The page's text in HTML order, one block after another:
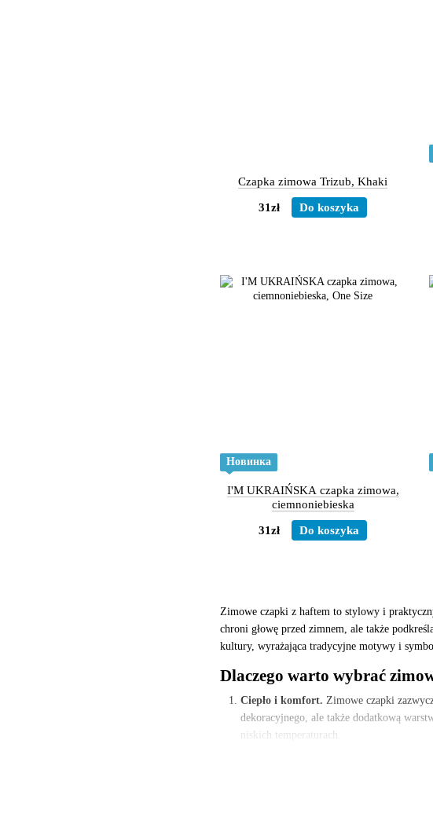
Zimowe czapki z haftem to stylowy i
chroni głowę przed zimnem, ale także
kultury, wyrażająca tradycyjne motywy i
Dlaczego warto wybrać
Ciepło i komfort. Zimowe czapki
dekoracyjnego, ale także dodatkową
niskich temperaturach.
Czapka zimowa Trizub, Khaki
31zł Do koszyka
Новинка
I'M UKRAIŃSKA czapka zimowa,
ciemnoniebieska
31zł Do koszyka